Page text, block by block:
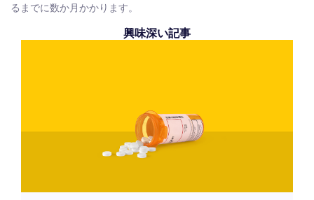
るまでに数か月かかります。
興味深い記事